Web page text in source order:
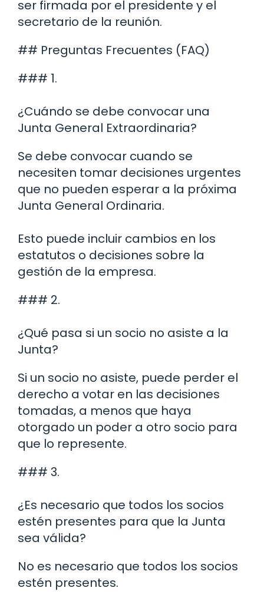
ser firmada por el presidente y el
secretario de la reunión.
## Preguntas Frecuentes (FAQ)
### 1.
¿Cuándo se debe convocar una
Junta General Extraordinaria?
Se debe convocar cuando se
necesiten tomar decisiones urgentes
que no pueden esperar a la próxima
Junta General Ordinaria.
Esto puede incluir cambios en los
estatutos o decisiones sobre la
gestión de la empresa.
### 2.
¿Qué pasa si un socio no asiste a la
Junta?
Si un socio no asiste, puede perder el
derecho a votar en las decisiones
tomadas, a menos que haya
otorgado un poder a otro socio para
que lo represente.
### 3.
¿Es necesario que todos los socios
estén presentes para que la Junta
sea válida?
No es necesario que todos los socios
estén presentes.